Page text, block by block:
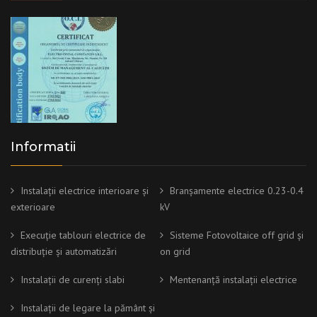
Informatii
Instalații electrice interioare și
exterioare
Branșamente electrice 0.23-0.4
kV
Execuție tablouri electrice de
distribuție și automatizări
Sisteme Fotovoltaice off grid și
on grid
Instalații de curenți slabi Mentenanță instalații electrice
Instalații de legare la pământ și